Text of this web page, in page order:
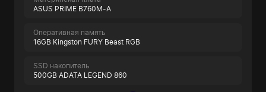
ASUS PRIME B760M-A
Оперативная память
16GB Kingston FURY Beast RGB
SSD накопитель
500GB ADATA LEGEND 860